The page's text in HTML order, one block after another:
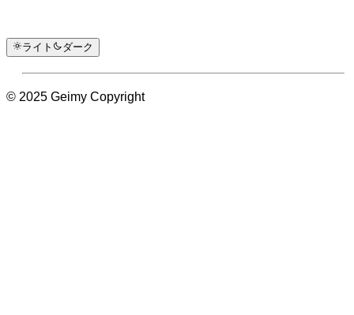
ライト ダーク
© 2025 Geimy Copyright